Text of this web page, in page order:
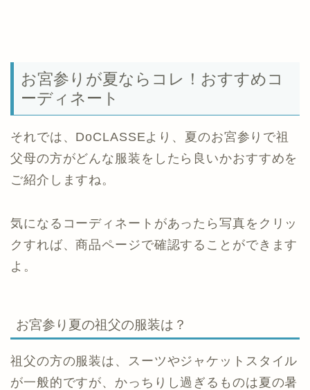
お宮参りが夏ならコレ！おすすめコ
ーディネート
それでは、DoCLASSEより、夏のお宮参りで祖
父母の方がどんな服装をしたら良いかおすすめを
ご紹介しますね。
気になるコーディネートがあったら写真をクリッ
クすれば、商品ページで確認することができます
よ。
お宮参り夏の祖父の服装は？
祖父の方の服装は、スーツやジャケットスタイル
が一般的ですが、かっちりし過ぎるものは夏の暑